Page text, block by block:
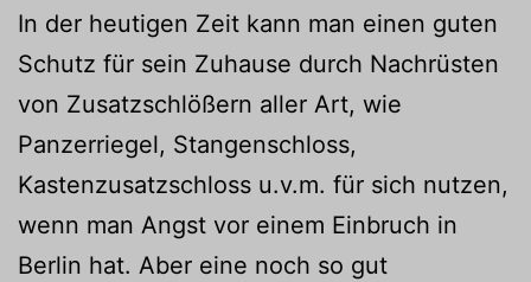
In der heutigen Zeit kann man einen guten
Schutz für sein Zuhause durch Nachrüsten
von Zusatzschlößern aller Art, wie
Panzerriegel, Stangenschloss,
Kastenzusatzschloss u.v.m. für sich nutzen,
wenn man Angst vor einem Einbruch in
Berlin hat. Aber eine noch so gut